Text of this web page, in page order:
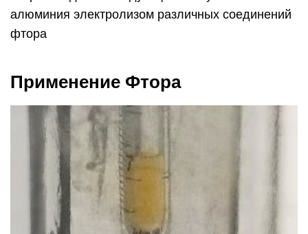
Применение фтора очень разнообразно.
Ежегодная добыча фторсодержащей руды
составляет около 6 миллионов тонн.
Значительная часть добытого фтора уходит в
металлургию. С помощью фторированного